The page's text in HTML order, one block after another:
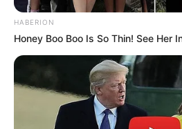
HABERION
Honey Boo Boo Is So Thin! See Her